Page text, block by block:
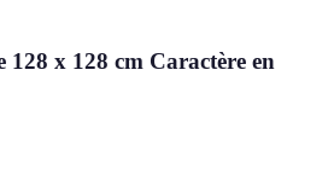
128 x 128 cm Caractère en